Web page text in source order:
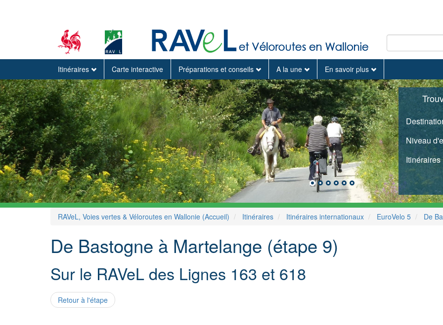
Itinéraires Carte interactive Préparations et conseils A la une En savoir plus
Niveau
Itinéraires
RAVeL, Voies vertes & Véloroutes en Wallonie (Accueil) Itinéraires Itinéraires internationaux EuroVelo 5 De
De Bastogne à Martelange (étape 9)
Sur le RAVeL des Lignes 163 et 618
Retour à l'étape